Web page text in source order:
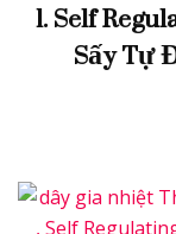
1. Self
Sấy Tự